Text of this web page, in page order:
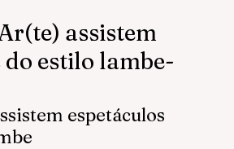
assistem
do estilo lambe-
espetáculos